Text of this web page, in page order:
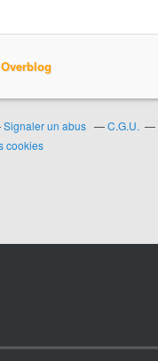
Overblog
Signaler un abus C.G.U.
cookies